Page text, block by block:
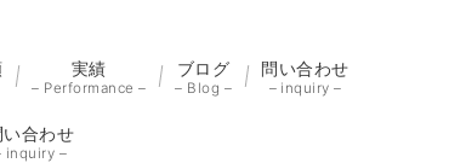
い合わせ
inquiry –
実績
– Performance –
ブログ
– Blog –
問い合わせ
– inquiry –